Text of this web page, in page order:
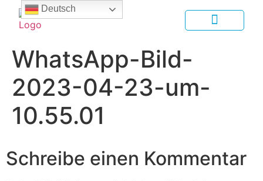
WhatsApp-Bild-
2023-04-23-um-
10.55.01
Schreibe einen Kommentar
Deutsch